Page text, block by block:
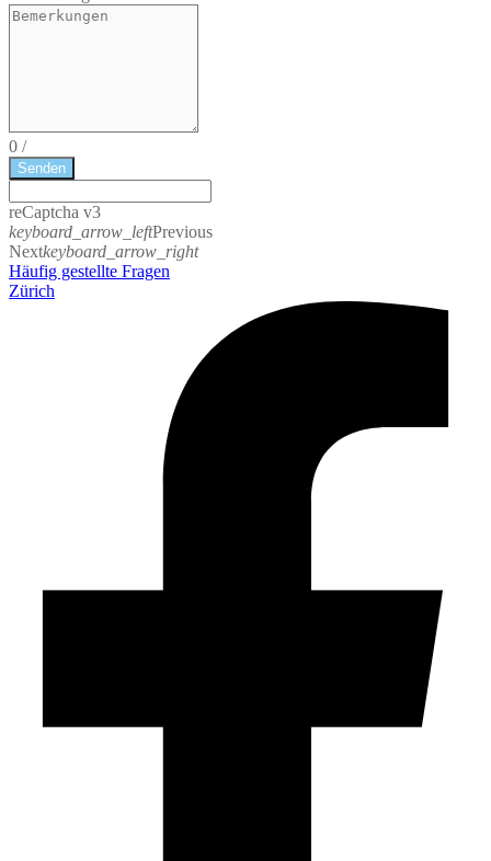
0 /
Senden
reCaptcha v3
keyboard_arrow_leftPrevious
Nextkeyboard_arrow_right
Häufig gestellte Fragen
Zürich